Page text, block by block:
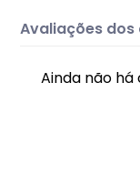
Avaliações dos
Ainda não